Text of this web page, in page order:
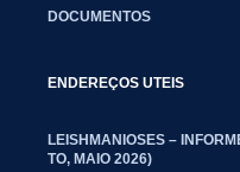
DOCUMENTOS
ENDEREÇOS UTEIS
LEISHMANIOSES –
TO, MAIO 2026)